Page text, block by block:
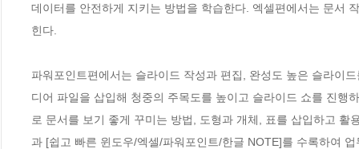
데이터를 안전하게 지키는 방법을 학습한다. 엑셀편에서는 문서
힌다.
파워포인트편에서는 슬라이드 작성과 편집, 완성도 높은 슬라이
디어 파일을 삽입해 청중의 주목도를 높이고 슬라이드 쇼를 진행
로 문서를 보기 좋게 꾸미는 방법, 도형과 개체, 표를 삽입하고
과 [쉽고 빠른 윈도우/엑셀/파워포인트/한글 NOTE]를 수록하여